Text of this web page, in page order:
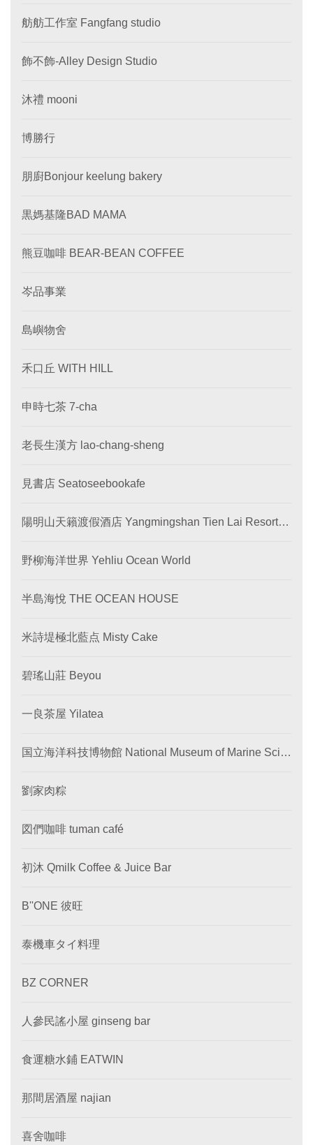
舫舫工作室 Fangfang studio
飾不飾-Alley Design Studio
沐禮 mooni
博勝行
朋廚Bonjour keelung bakery
黒媽基隆BAD MAMA
熊豆咖啡 BEAR-BEAN COFFEE
岑品事業
島嶼物舍
禾口丘 WITH HILL
申時七茶 7-cha
老長生漢方 lao-chang-sheng
見書店 Seatoseebookafe
陽明山天籟渡假酒店 Yangmingshan Tien Lai Resort &
野柳海洋世界 Yehliu Ocean World
半島海悅 THE OCEAN HOUSE
米詩堤極北藍点 Misty Cake
碧瑤山莊 Beyou
一良茶屋 Yilatea
国立海洋科技博物館 National Museum of Marine Scie
劉家肉粽
図們咖啡 tuman café
初沐 Qmilk Coffee & Juice Bar
B''ONE 彼旺
泰機車タイ料理
BZ CORNER
人參民謠小屋 ginseng bar
食運糖水鋪 EATWIN
那間居酒屋 najian
喜舍咖啡